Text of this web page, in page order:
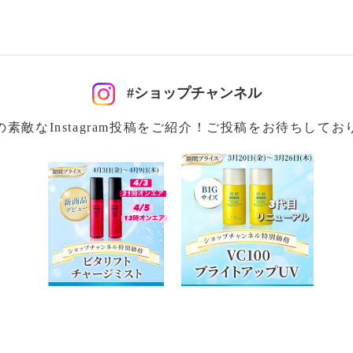
#ショップチャンネル
素敵なInstagram投稿をご紹介！ご投稿をお待ちしてお